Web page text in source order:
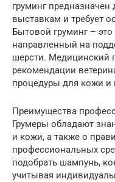
груминг
выставкам и требует
Бытовой груминг –
направленный на
шерсти. Медицинский
рекомендации
процедуры для кожи и
Преимущества
Грумеры обладают
и кожи, а также о
профессиональных
подобрать шампунь,
учитывая